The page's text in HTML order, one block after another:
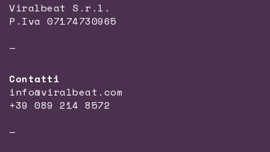
Viralbeat S.r.l.
P.Iva 07174730965
—
Contatti
info@viralbeat.com
+39 089 214 8572
—